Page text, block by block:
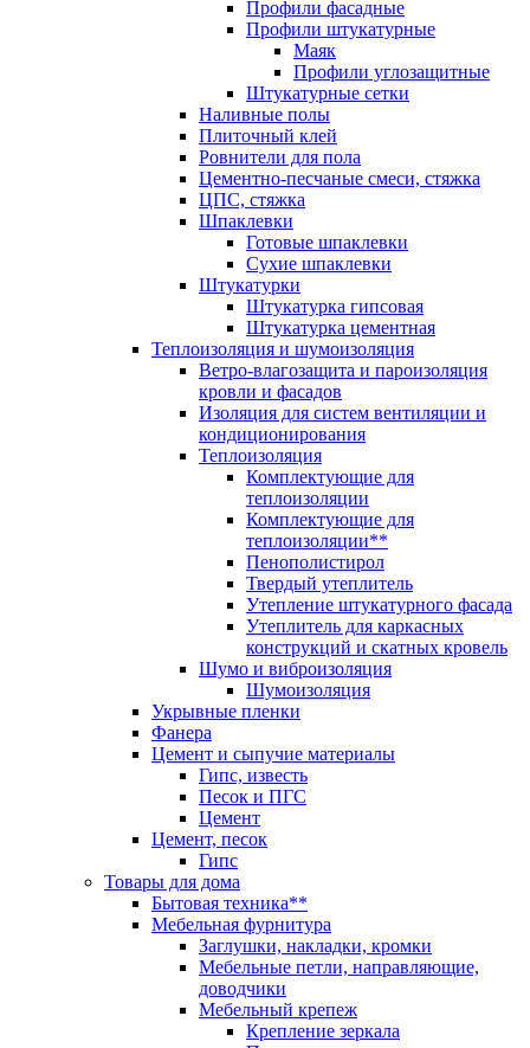
Профили фасадные
Профили штукатурные
Маяк
Профили углозащитные
Штукатурные сетки
Наливные полы
Плиточный клей
Ровнители для пола
Цементно-песчаные смеси, стяжка
ЦПС, стяжка
Шпаклевки
Готовые шпаклевки
Сухие шпаклевки
Штукатурки
Штукатурка гипсовая
Штукатурка цементная
Теплоизоляция и шумоизоляция
Ветро-влагозащита и пароизоляция
кровли и фасадов
Изоляция для систем вентиляции и
кондиционирования
Теплоизоляция
Комплектующие для
теплоизоляции
Комплектующие для
теплоизоляции**
Пенополистирол
Твердый утеплитель
Утепление штукатурного фасада
Утеплитель для каркасных
конструкций и скатных кровель
Шумо и виброизоляция
Шумоизоляция
Укрывные пленки
Фанера
Цемент и сыпучие материалы
Гипс, известь
Песок и ПГС
Цемент
Цемент, песок
Гипс
Товары для дома
Бытовая техника**
Мебельная фурнитура
Заглушки, накладки, кромки
Мебельные петли, направляющие,
доводчики
Мебельный крепеж
Крепление зеркала